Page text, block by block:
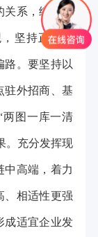
关系，统筹过
坚持正确方
路。要坚持以
驻外招商、基
两图一库一清
。充分发挥现
中高端，着力
、相适性更强
成适宜企业发